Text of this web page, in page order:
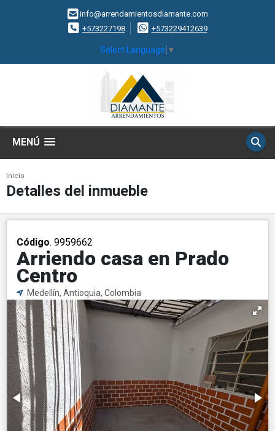
info@arrendamientosdiamante.com
+573227198
+573229412639
Select Language ▼
MENÚ
Inicio
Detalles del inmueble
Código. 9959662
Arriendo casa en Prado
Centro
Medellín, Antioquia, Colombia